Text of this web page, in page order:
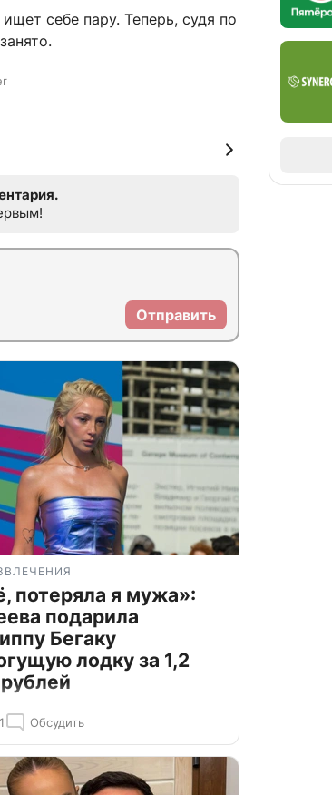
себе пару. Теперь, судя по
Отправить
потеряла я мужа»:
подарила
Бегаку
лодку за 1,2
Обсудить